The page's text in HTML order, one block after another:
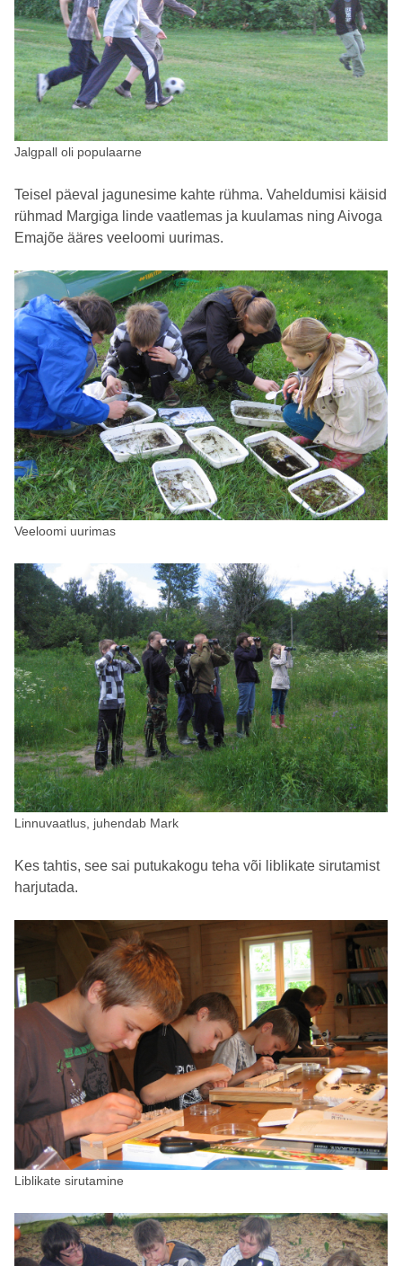
Jalgpall oli populaarne
Teisel päeval jagunesime kahte rühma. Vaheldumisi käisid
rühmad Margiga linde vaatlemas ja kuulamas ning Aivoga
Emajõe ääres veeloomi uurimas.
Veeloomi uurimas
Linnuvaatlus, juhendab Mark
Kes tahtis, see sai putukakogu teha või liblikate sirutamist
harjutada.
Liblikate sirutamine